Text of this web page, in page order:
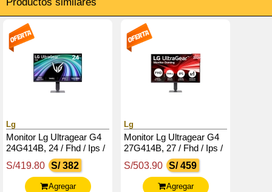
Lg
Monitor Lg Ultragear G4
24G414B, 24 / Fhd / Ips /
144Hz / Hdmi / Dp /
Salida Para Auriculares
(3.5Mm)
S/419.80 S/ 382
Agregar
Lg
Monitor Lg Ultragear G4
27G414B, 27 / Fhd / Ips /
144Hz / Hdmi / Dp /
Salida Para Auriculares
S/503.90 S/ 459
Agregar